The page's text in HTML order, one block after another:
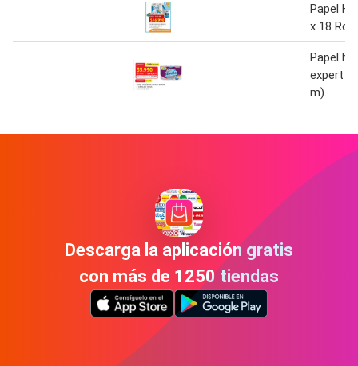
Papel
x 18
Papel
expert x
m).
Descarga la aplicación gratis
con más de 1250 tiendas